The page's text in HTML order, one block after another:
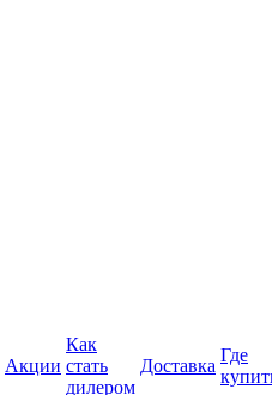
Акции
Как
стать
дилером
Доставка
Где